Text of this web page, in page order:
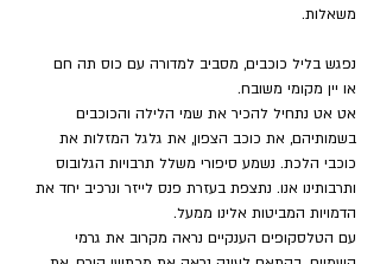
משאלות.
נפגש בליל כוכבים, מסביב למדורה עם כוס תה חם
או יין מקומי משובח.
אט אט נתחיל להכיר את שמי הלילה והכוכבים
בשמותיהם, את כוכב הצפון, את גלגל המזלות את
כוכבי הלכת. נשמע סיפורי משלל תרבויות הגלובוס
ותרבותינו אנו. נתצפת בעזרת פנס לייזר ונרכיב יחד את
הדמויות המביטות אלינו ממעל.
עם הטלסקופים הענקיים נראה מקרוב את גרמי